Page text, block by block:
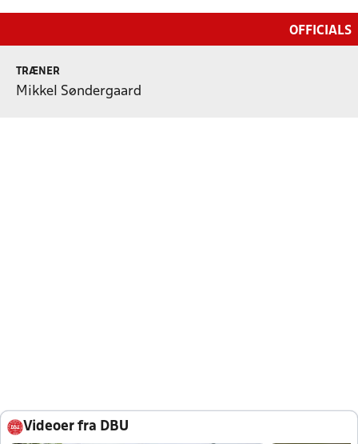
OFFICIALS
TRÆNER
Mikkel Søndergaard
Videoer fra DBU